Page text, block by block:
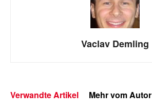
Vaclav Demling
Verwandte Artikel Mehr vom Autor